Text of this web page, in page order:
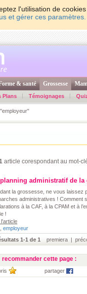
l'utilisation de
et gérer ces paramètres.
& santé Grossesse
Plans Témoignages
article corespondant au mot-
planning administratif de la
la grossesse, ne vous laissez
administratives ! Comment
à la CAF, à la CPAM et à
!
l'article
employeur
1-1 de 1 premiera |
recommander cette page :
partager